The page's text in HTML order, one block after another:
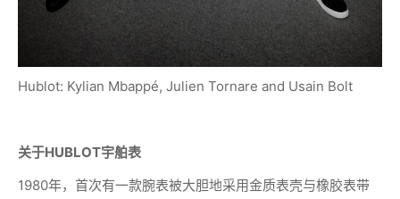
Hublot: Kylian Mbappé, Julien Tornare and Usain Bolt
关于HUBLOT宇舶表
1980年，首次有一款腕表被大胆地采用金质表壳与橡胶表带